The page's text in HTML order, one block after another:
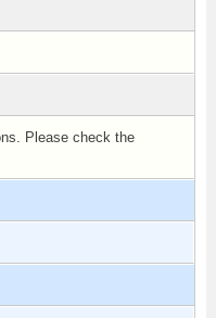
Please check the